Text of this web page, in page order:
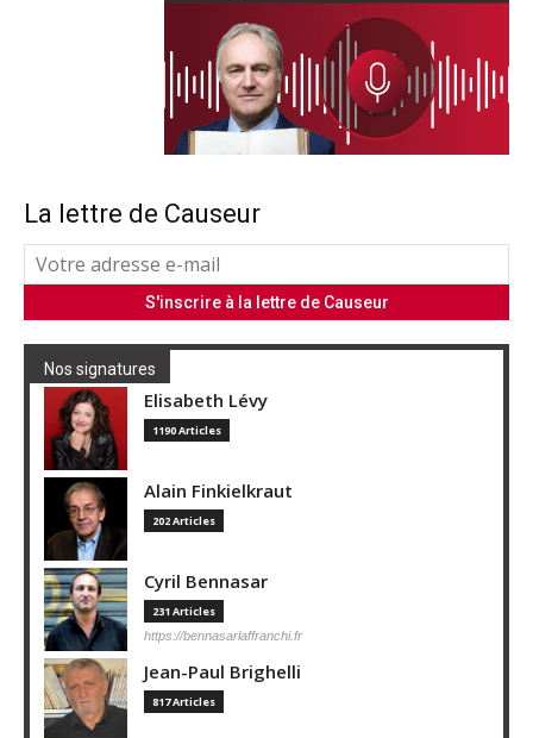
La lettre de Causeur
Nos signatures
Elisabeth Lévy
1190 Articles
Alain Finkielkraut
202 Articles
Cyril Bennasar
231 Articles
https://bennasarlaffranchi.fr
Jean-Paul Brighelli
817 Articles